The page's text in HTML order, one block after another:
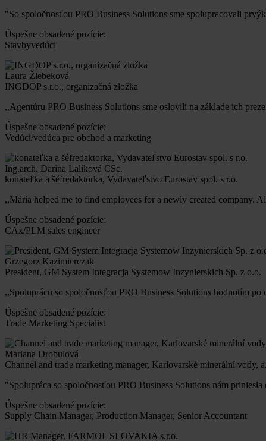
"So spoločnosťou PRO Business Solutions sme spolupracovali
Úspešne obsadené pozície:
Stavbyvedúci
Laura Žlebeková
INGDOP s.r.o., organizačná zložka
,,Agentúru PRO Business Solutions sme oslovili na základe ich
Úspešne obsadené pozície:
Vedúci/vedúca pre obchod a marketing
Ing.arch. Darina Lalíková CSc.
konateľka a šéfredaktorka, Vydavateľstvo Eurostav spol. s r.o.
,,Mária helped me to find employees for a newly created company.
Úspešne obsadené pozície:
CAx/PLM sales engineer
Grzegorz Kazimierczak
President, GM System Integracja Systemow Inzynierskich Sp. z o.o.
,,Spoluprácu so spoločnosťou PRO Business Solutions hodnotím
Úspešne obsadené pozície:
Trade Marketing Specialist
Mariana Drobulová
Channel and trade marketing manager, Karlovarské minerální vody,
"Spolupráca so spoločnosťou PRO Business Solutions nám
Úspešne obsadené pozície:
Supply Chain Manager, Production Manager, Senior Accountant